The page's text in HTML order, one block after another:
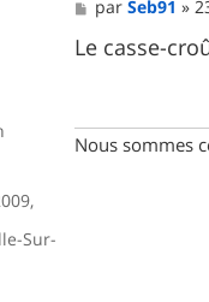
Sur-
M
e
s
s
parSeb91 »
Le casse-
Nous sommes